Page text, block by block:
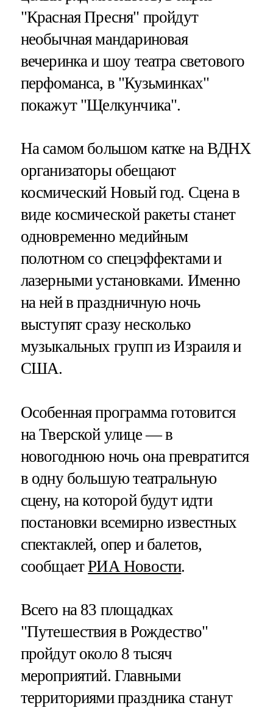
"Красная Пресня" пройдут
необычная мандариновая
вечеринка и шоу театра светового
перфоманса, в "Кузьминках"
покажут "Щелкунчика".
На самом большом катке на ВДНХ
организаторы обещают
космический Новый год. Сцена в
виде космической ракеты станет
одновременно медийным
полотном со спецэффектами и
лазерными установками. Именно
на ней в праздничную ночь
выступят сразу несколько
музыкальных групп из Израиля и
США.
Особенная программа готовится
на Тверской улице — в
новогоднюю ночь она превратится
в одну большую театральную
сцену, на которой будут идти
постановки всемирно известных
спектаклей, опер и балетов,
сообщаетРИА Новости.
Всего на 83 площадках
"Путешествия в Рождество"
пройдут около 8 тысяч
мероприятий. Главными
территориями праздника станут